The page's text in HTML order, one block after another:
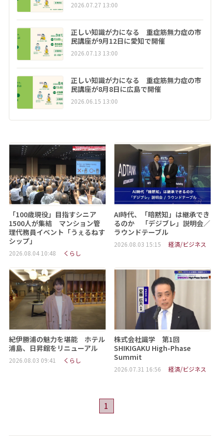
2026.07.27 13:00
正しい知識が力になる 重症筋無力症の市
民講座が9月12日に愛知で開催
2026.07.13 13:00
正しい知識が力になる 重症筋無力症の市
民講座が8月8日に広島で開催
2026.06.15 13:00
「100歳現役」目指すシニア
1500人が集結 マンション管
理代務員イベント「うぇるねす
シップ」
2026.08.04 10:48 くらし
AI時代、「暗黙知」は継承でき
るのか 「デジブレ」説明会／
ラウンドテーブル
2026.08.03 15:15 経済/ビジネス
紀伊勝浦の魅力を堪能 ホテル
浦島、日昇館をリニューアル
2026.08.03 09:41 くらし
株式会社識学 第1回
SHIKIGAKU High-Phase
Summit
2026.07.31 16:56 経済/ビジネス
1